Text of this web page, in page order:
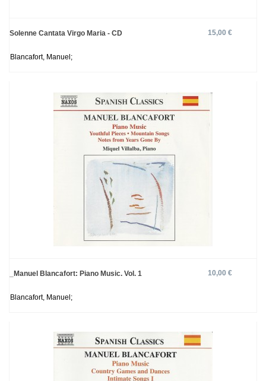
Solenne Cantata Virgo Maria - CD 15,00 €
Blancafort, Manuel;
_Manuel Blancafort: Piano Music. Vol. 1 10,00 €
Blancafort, Manuel;